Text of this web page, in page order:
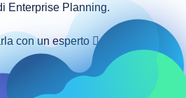
la Piattaforma di
con un esperto